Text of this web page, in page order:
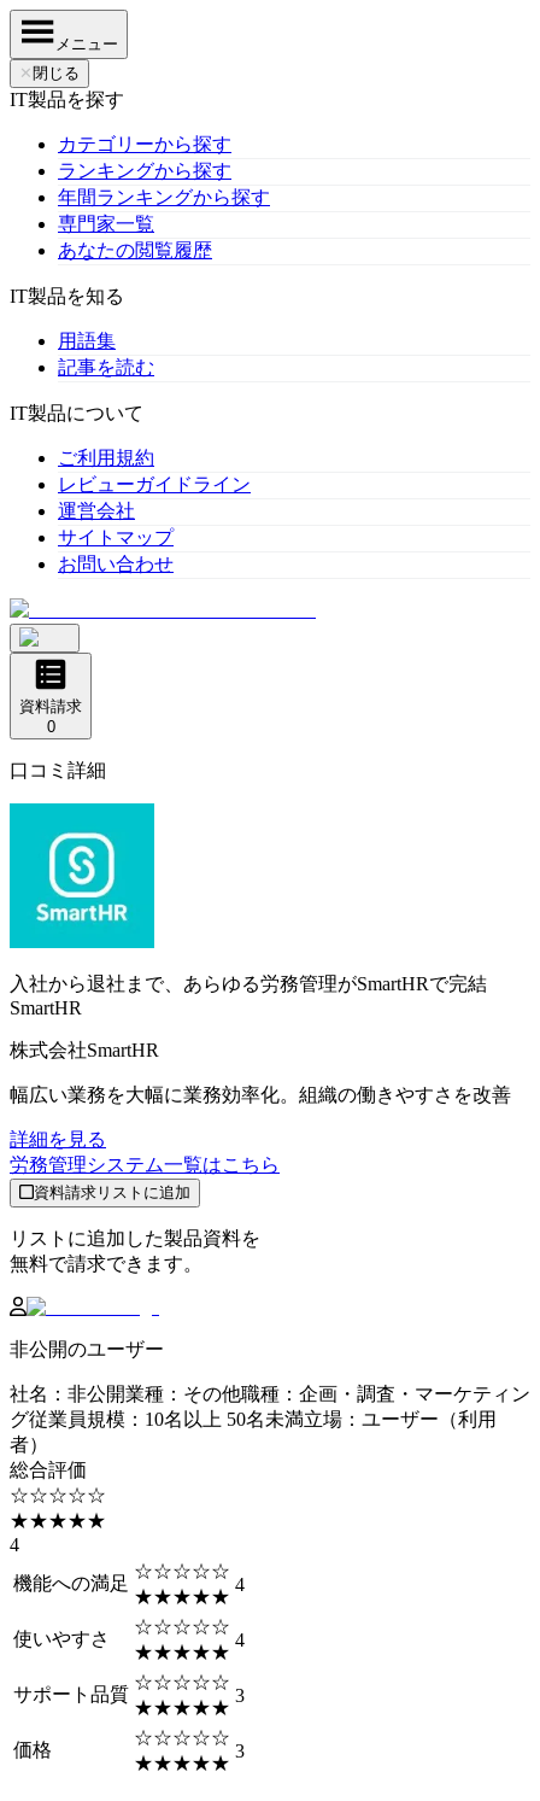
メニュー
✕ 閉じる
IT製品を探す
カテゴリーから探す
ランキングから探す
年間ランキングから探す
専門家一覧
あなたの閲覧履歴
IT製品を知る
用語集
記事を読む
IT製品について
ご利用規約
レビューガイドライン
運営会社
サイトマップ
お問い合わせ
資料請求
0
口コミ詳細
入社から退社まで、あらゆる労務管理がSmartHRで完結
SmartHR
株式会社SmartHR
幅広い業務を大幅に業務効率化。組織の働きやすさを改善
詳細を見る
労務管理システム一覧はこちら
資料請求リストに追加
リストに追加した製品資料を
無料で請求できます。
非公開のユーザー
社名 ： 非公開業種 ： その他職種 ： 企画・調査・マーケティン
グ従業員規模 ： 10名以上 50名未満立場 ： ユーザー（利用
者）
総合評価
☆☆☆☆☆
★★★★★
4
機能への満足
☆☆☆☆☆
★★★★★
4
使いやすさ
☆☆☆☆☆
★★★★★
4
サポート品質
☆☆☆☆☆
★★★★★
3
価格
☆☆☆☆☆
★★★★★
3